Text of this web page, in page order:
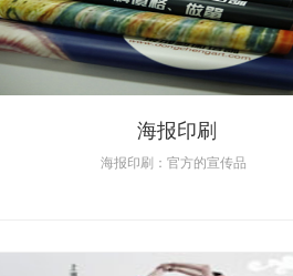
海报印刷
海报印刷：官方的宣传品